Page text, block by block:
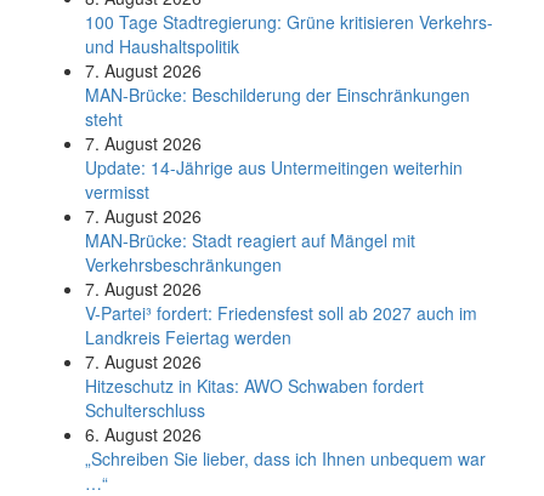
100 Tage Stadtregierung: Grüne kritisieren Verkehrs-
und Haushaltspolitik
7. August 2026
MAN-Brücke: Beschilderung der Einschränkungen
steht
7. August 2026
Update: 14-Jährige aus Untermeitingen weiterhin
vermisst
7. August 2026
MAN-Brücke: Stadt reagiert auf Mängel mit
Verkehrsbeschränkungen
7. August 2026
V-Partei­³ fordert: Friedens­fest soll ab 2027 auch im
Land­kreis Feier­tag werden
7. August 2026
Hitzeschutz in Kitas: AWO Schwaben fordert
Schulterschluss
6. August 2026
„Schreiben Sie lieber, dass ich Ihnen unbequem war
…“